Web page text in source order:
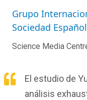
Grupo
Sociedad
Science Media
El estudio de
análisis